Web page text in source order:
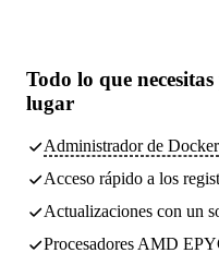
Todo lo que necesitas
lugar
Administrador de Docker
Acceso rápido a los
Actualizaciones con un
Procesadores AMD